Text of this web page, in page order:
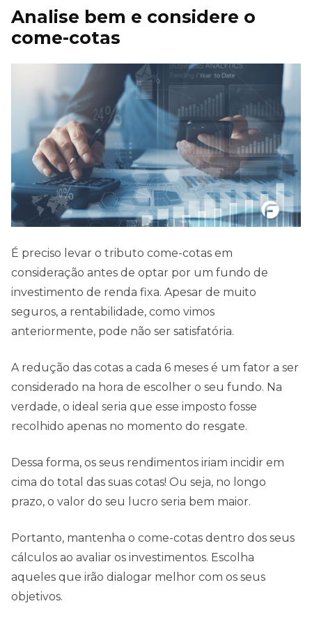
Analise bem e considere o
come-cotas
É preciso levar o tributo come-cotas em
consideração antes de optar por um fundo de
investimento de renda fixa. Apesar de muito
seguros, a rentabilidade, como vimos
anteriormente, pode não ser satisfatória.
A redução das cotas a cada 6 meses é um fator a ser
considerado na hora de escolher o seu fundo. Na
verdade, o ideal seria que esse imposto fosse
recolhido apenas no momento do resgate.
Dessa forma, os seus rendimentos iriam incidir em
cima do total das suas cotas! Ou seja, no longo
prazo, o valor do seu lucro seria bem maior.
Portanto, mantenha o come-cotas dentro dos seus
cálculos ao avaliar os investimentos. Escolha
aqueles que irão dialogar melhor com os seus
objetivos.